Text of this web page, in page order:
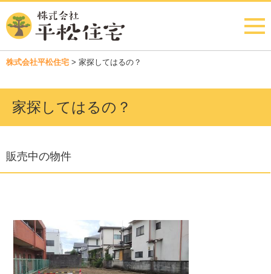
株式会社平松住宅 > 家探してはるの？
家探してはるの？
販売中の物件